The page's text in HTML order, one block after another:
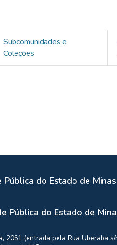
Subcomunidades e
Coleções
Pública do Estado de
Pública do Estado de
2061 (entrada pela Rua Uberaba s/